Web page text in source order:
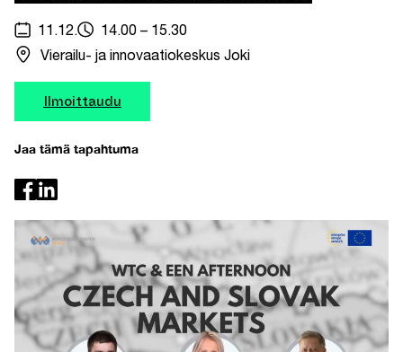
11.12.
14.00 – 15.30
Vierailu- ja innovaatiokeskus Joki
Ilmoittaudu
Jaa tämä tapahtuma